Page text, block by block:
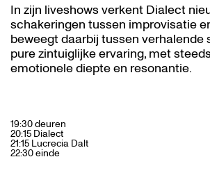
In zijn liveshows verkent Dialect
schakeringen tussen improvisatie
beweegt daarbij tussen verhalende
pure zintuiglijke ervaring, met
emotionele diepte en resonantie.
19:30 deuren
20:15 Dialect
21:15 Lucrecia Dalt
22:30 einde